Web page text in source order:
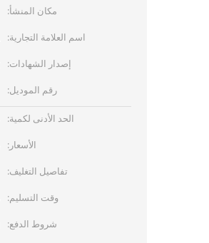
مكان المنشأ:
اسم العلامة التجارية:
إصدار الشهادات:
رقم الموديل:
الحد الأدنى لكمية:
الأسعار:
تفاصيل التغليف:
وقت التسليم:
شروط الدفع: